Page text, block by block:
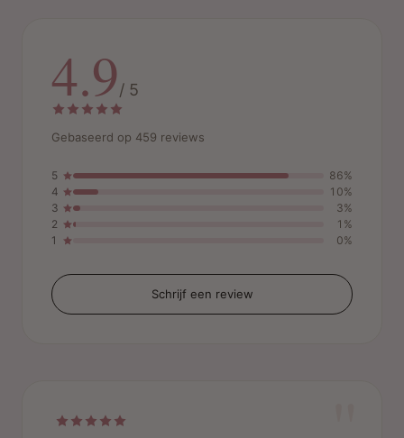
4.9/ 5
Gebaseerd op 459 reviews
5
86%
4
10%
3
3%
2
1%
1
0%
Schrijf een review